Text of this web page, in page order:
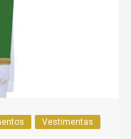
Vestimentas